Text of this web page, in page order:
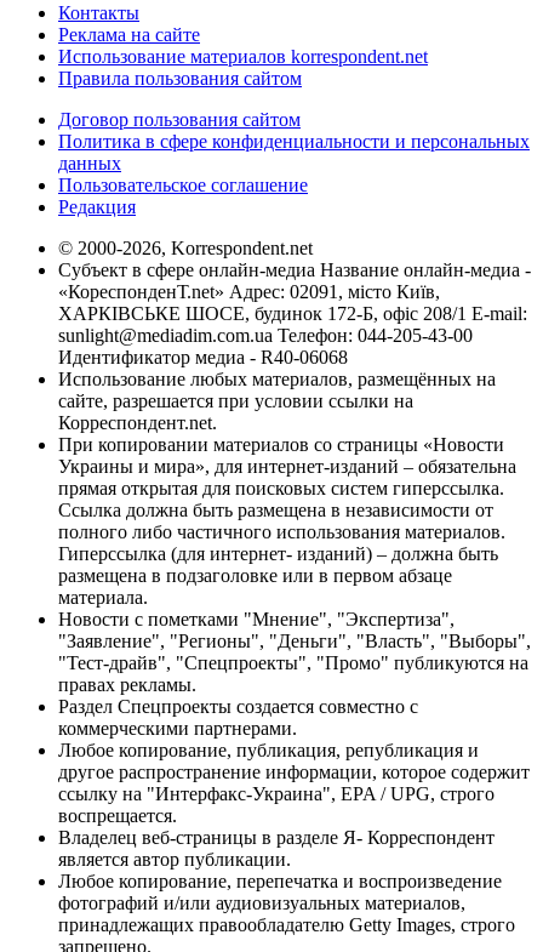
Контакты
Реклама на сайте
Использование материалов korrespondent.net
Правила пользования сайтом
Договор пользования сайтом
Политика в сфере конфиденциальности и персональных
данных
Пользовательское соглашение
Редакция
© 2000-2026, Korrespondent.net
Субъект в сфере онлайн-медиа Название онлайн-медиа -
«КореспонденТ.net» Адрес: 02091, місто Київ,
ХАРКІВСЬКЕ ШОСЕ, будинок 172-Б, офіс 208/1 E-mail:
sunlight@mediadim.com.ua Телефон: 044-205-43-00
Идентификатор медиа - R40-06068
Использование любых материалов, размещённых на
сайте, разрешается при условии ссылки на
Корреспондент.net.
При копировании материалов со страницы «Новости
Украины и мира», для интернет-изданий – обязательна
прямая открытая для поисковых систем гиперссылка.
Ссылка должна быть размещена в независимости от
полного либо частичного использования материалов.
Гиперссылка (для интернет- изданий) – должна быть
размещена в подзаголовке или в первом абзаце
материала.
Новости с пометками "Мнение", "Экспертиза",
"Заявление", "Регионы", "Деньги", "Власть", "Выборы",
"Тест-драйв", "Спецпроекты", "Промо" публикуются на
правах рекламы.
Раздел Спецпроекты создается совместно с
коммерческими партнерами.
Любое копирование, публикация, републикация и
другое распространение информации, которое содержит
ссылку на "Интерфакс-Украина", EPA / UPG, строго
воспрещается.
Владелец веб-страницы в разделе Я- Корреспондент
является автор публикации.
Любое копирование, перепечатка и воспроизведение
фотографий и/или аудиовизуальных материалов,
принадлежащих правообладателю Getty Images, строго
запрещено.